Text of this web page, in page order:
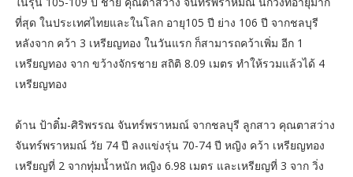
ที่สุด ในประเทศไทยและในโลก อายุ105 ปี ย่าง 106 ปี จากชลบุรี
หลังจาก คว้า 3 เหรียญทอง ในวันแรก ก็สามารถคว้าเพิ่ม อีก 1
เหรียญทอง จาก ขว้างจักรชาย สถิติ 8.09 เมตร ทำให้รวมแล้วได้ 4
เหรียญทอง
ด้าน ป้าติ๋ม-ศิริพรรณ จันทร์พราหมณ์ จากชลบุรี ลูกสาว คุณตาสว่าง
จันทร์พราหมณ์ วัย 74 ปี ลงแข่งรุ่น 70-74 ปี หญิง คว้า เหรียญทอง
เหรียญที่ 2 จากทุ่มน้ำหนัก หญิง 6.98 เมตร และเหรียญที่ 3 จาก วิ่ง